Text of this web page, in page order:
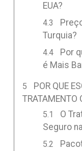
EUA?
Turquia?
Por
é Mais
POR QUE
TRATAMENTO
O
Seguro